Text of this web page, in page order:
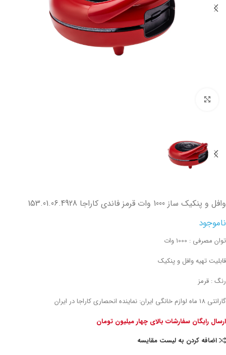
وافل و پنکیک ساز 1000 وات قرمز فاندی کاراجا 153.01.06.4928
ناموجود
توان مصرفی : 1000 وات
قابلیت تهیه وافل و پنکیک
رنگ : قرمز
گارانتی 18 ماه لوازم خانگی ایران: نماینده انحصاری کاراجا در ایران
ارسال رایگان سفارشات بالای چهار میلیون تومان
اضافه کردن به لیست مقایسه